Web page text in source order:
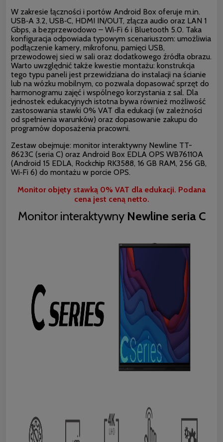
W zakresie łączności i portów Android Box oferuje m.in.
USB‑A 3.2, USB‑C, HDMI IN/OUT, złącza audio oraz LAN 1
Gbps, a bezprzewodowo – Wi‑Fi 6 i Bluetooth 5.0. Taka
konfiguracja odpowiada typowym scenariuszom: umożliwia
podłączenie kamery, mikrofonu, pamięci USB,
przewodowej sieci w sali oraz dodatkowego źródła obrazu.
Warto uwzględnić także kwestie montażu: konstrukcja
tego typu paneli jest przewidziana do instalacji na ścianie
lub na wózku mobilnym, co pozwala dopasować sprzęt do
harmonogramu zajęć i wspólnego korzystania z sal. Dla
jednostek edukacyjnych istotna bywa również możliwość
zastosowania stawki 0% VAT dla edukacji (w zależności
od spełnienia warunków) oraz dopasowanie zakupu do
programów doposażenia pracowni.
Zestaw obejmuje: monitor interaktywny Newline TT-
8623C (seria C) oraz Android Box EDLA OPS WB76110A
(Android 15 EDLA, Rockchip RK3588, 16 GB RAM, 256 GB,
Wi‑Fi 6) do montażu w porcie OPS.
Monitor objęty stawką 0% VAT dla edukacji. Podana
cena jest ceną netto.
Monitor interaktywny Newline seria C